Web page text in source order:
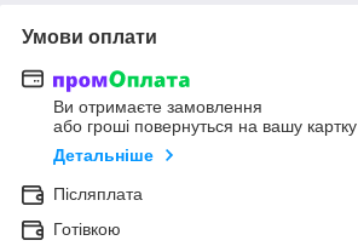
Умови оплати
Ви отримаєте замовлення
або гроші повернуться на вашу картку
Детальніше
Післяплата
Готівкою